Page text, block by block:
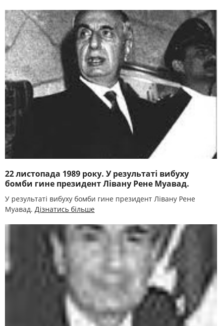
22 листопада 1989 року. У результаті вибуху
бомби гине президент Лівану Рене Муавад.
У результаті вибуху бомби гине президент Лівану Рене
Муавад. Дізнатись більше